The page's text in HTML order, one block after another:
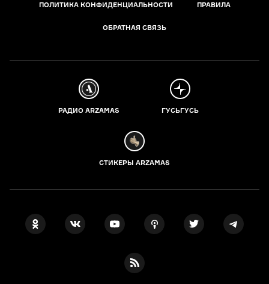
ПОЛИТИКА КОНФИДЕНЦИАЛЬНОСТИ ПРАВИЛА
ОБРАТНАЯ СВЯЗЬ
РАДИО ARZAMAS ГУСЬГУСЬ
СТИКЕРЫ ARZAMAS